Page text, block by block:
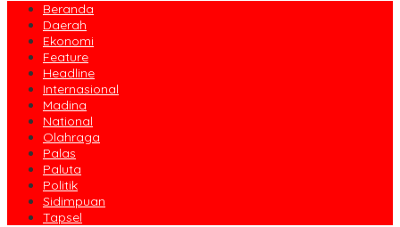
Beranda
Daerah
Ekonomi
Feature
Headline
Internasional
Madina
National
Olahraga
Palas
Paluta
Politik
Sidimpuan
Tapsel